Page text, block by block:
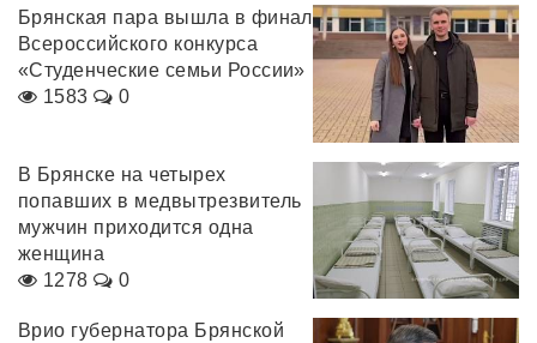
Брянская пара вышла в финал
Всероссийского конкурса
«Студенческие семьи России»
1583
0
В Брянске на четырех
попавших в медвытрезвитель
мужчин приходится одна
женщина
1278
0
Врио губернатора Брянской